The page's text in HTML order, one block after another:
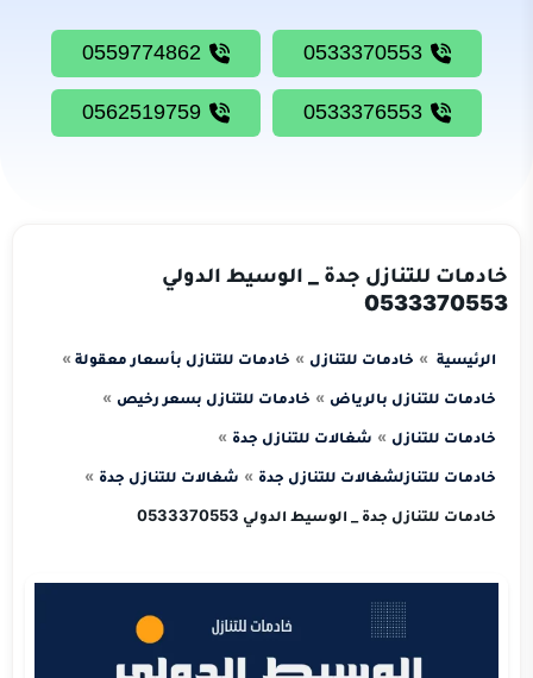
شغالات
للتنازل
خادمات للتنازل جدة _ الوسيط الدولي
0533370553
الرئيسية خادمات للتنازل خادمات للتنازل بأسعار معقولة
خادمات للتنازل بالرياض خادمات للتنازل بسعر رخيص
خادمات للتنازل شغالات للتنازل جدة
خادمات للتنازلشغالات للتنازل جدة شغالات للتنازل جدة
خادمات للتنازل جدة _ الوسيط الدولي 0533370553